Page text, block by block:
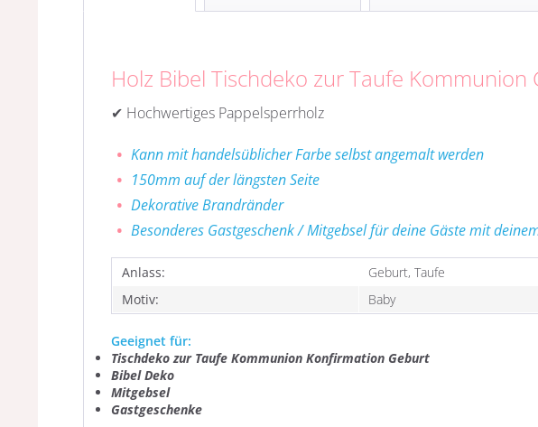
Holz Bibel Tischdeko zur Taufe
✔ Hochwertiges Pappelsperrholz
Kann mit handelsüblicher Farbe selbst angemalt werden
150mm auf der längsten Seite
Dekorative Brandränder
Besonderes Gastgeschenk / Mitgebsel für deine Gäste mit
Anlass:
Geburt, Taufe
Motiv:
Baby
Geeignet für:
Tischdeko zur Taufe Kommunion Konfirmation Geburt
Bibel Deko
Mitgebsel
Gastgeschenke